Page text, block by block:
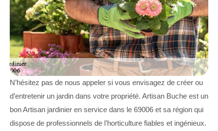
N’hésitez pas de nous appeler si vous envisagez de créer ou
d’entretenir un jardin dans votre propriété. Artisan Buche est un
bon Artisan jardinier en service dans le 69006 et sa région qui
dispose de professionnels de l’horticulture fiables et ingénieux.